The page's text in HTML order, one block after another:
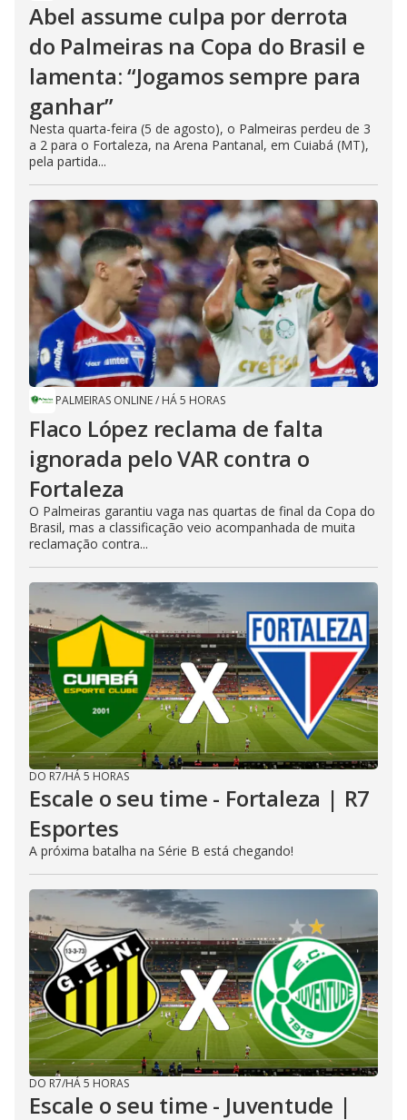
Abel assume culpa por derrota
do Palmeiras na Copa do Brasil e
lamenta: “Jogamos sempre para
ganhar”
Nesta quarta-feira (5 de agosto), o Palmeiras perdeu de 3
a 2 para o Fortaleza, na Arena Pantanal, em Cuiabá (MT),
pela partida...
PALMEIRAS ONLINE/ HÁ 5 HORAS
Flaco López reclama de falta
ignorada pelo VAR contra o
Fortaleza
O Palmeiras garantiu vaga nas quartas de final da Copa do
Brasil, mas a classificação veio acompanhada de muita
reclamação contra...
DO R7/HÁ 5 HORAS
Escale o seu time - Fortaleza | R7
Esportes
A próxima batalha na Série B está chegando!
DO R7/HÁ 5 HORAS
Escale o seu time - Juventude |